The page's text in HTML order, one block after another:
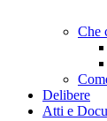
Che
Delibere
Atti e